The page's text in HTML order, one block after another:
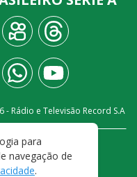
- Rádio e Televisão Record S.A
PRIVACIDADE
DE USO
para
navegação de
.